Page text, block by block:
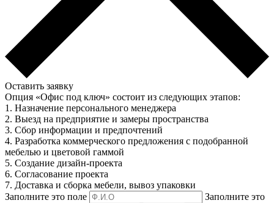
Оставить заявку
Опция «Офис под ключ» состоит из следующих этапов:
1. Назначение персонального менеджера
2. Выезд на предприятие и замеры пространства
3. Сбор информации и предпочтений
4. Разработка коммерческого предложения с подобранной
мебелью и цветовой гаммой
5. Создание дизайн-проекта
6. Согласование проекта
7. Доставка и сборка мебели, вывоз упаковки
Заполните это поле
Заполните это